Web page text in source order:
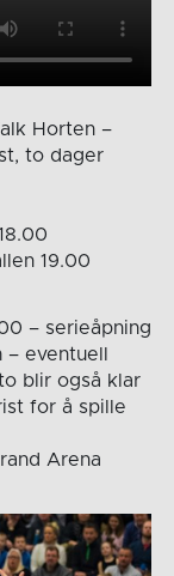
Horten –
to dager
19.00
– serieåpning
eventuell
blir også klar
for å spille
Arena